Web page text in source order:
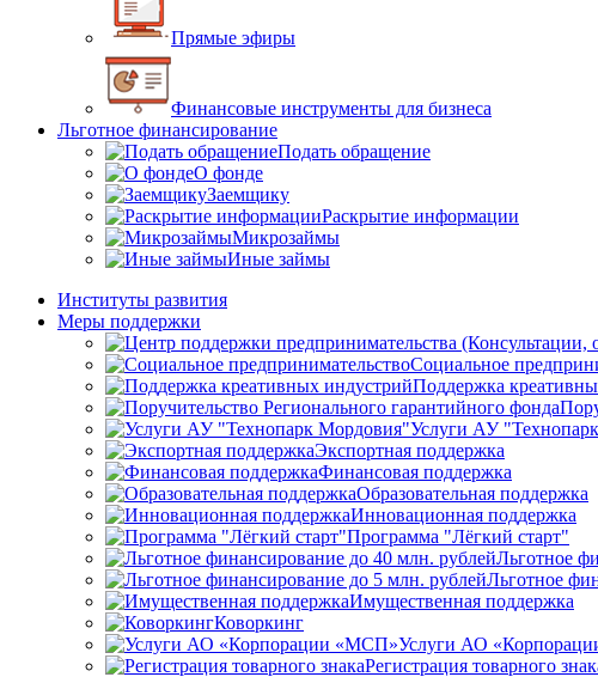
Прямые эфиры
Финансовые инструменты для бизнеса
Льготное финансирование
Подать обращение
О фонде
Заемщику
Раскрытие информации
Микрозаймы
Иные займы
Институты развития
Меры поддержки
Социальное
Поддержка
Услуги АУ
Экспортная поддержка
Финансовая поддержка
Образовательная поддержка
Инновационная поддержка
Программа "Лёгкий старт"
Льготное
Льготное
Имущественная поддержка
Коворкинг
Услуги АО
Регистрация товарного